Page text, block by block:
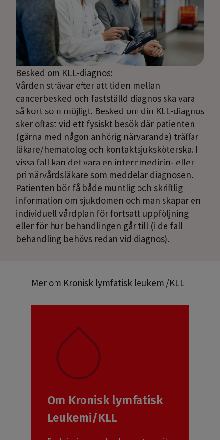
Besked om KLL-diagnos:
Vården strävar efter att tiden mellan
cancerbesked och fastställd diagnos ska vara
så kort som möjligt. Besked om din KLL-diagnos
sker oftast vid ett fysiskt besök där patienten
(gärna med någon anhörig närvarande) träffar
läkare/hematolog och kontaktsjuksköterska. I
vissa fall kan det vara en internmedicin- eller
primärvårdsläkare som meddelar diagnosen.
Patienten bör få både muntlig och skriftlig
information om sjukdomen och man skapar en
individuell vårdplan för fortsatt uppföljning
eller för hur behandlingen går till (i de fall
behandling behövs redan vid diagnos).
Mer om Kronisk lymfatisk leukemi/KLL
Om Kronisk lymfatisk
Leukemi/KLL